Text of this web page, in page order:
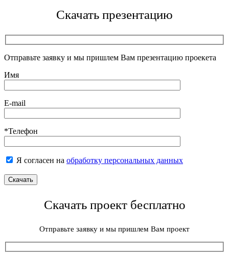
Скачать презентацию
Отправьте заявку и мы пришлем Вам презентацию проекета
Имя
E-mail
*Телефон
Я согласен на обработку персональных данных
Скачать проект бесплатно
Отправьте заявку и мы пришлем Вам проект